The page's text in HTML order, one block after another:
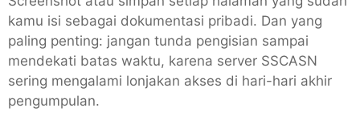
kamu isi sebagai dokumentasi pribadi. Dan yang
paling penting: jangan tunda pengisian sampai
mendekati batas waktu, karena server SSCASN
sering mengalami lonjakan akses di hari-hari akhir
pengumpulan.